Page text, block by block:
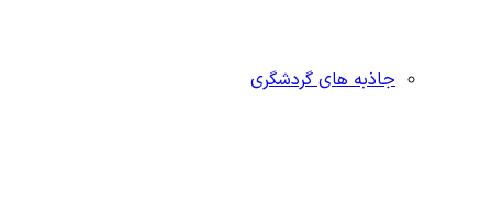
جاذبه‌ های گردشگری